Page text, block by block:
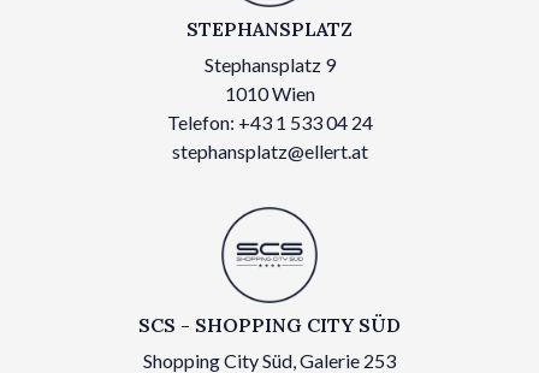
STEPHANSPLATZ
Stephansplatz 9
1010 Wien
Telefon: +43 1 533 04 24
stephansplatz@ellert.at
SCS - SHOPPING CITY SÜD
Shopping City Süd, Galerie 253